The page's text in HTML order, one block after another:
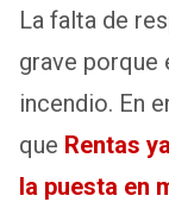
La falta de
grave porque
incendio. En
que Rentas
la puesta en